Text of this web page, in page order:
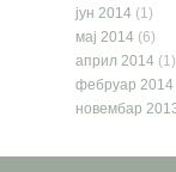
јун 2014(1)
мај 2014(6)
април 2014(1)
фебруар 2014
новембар